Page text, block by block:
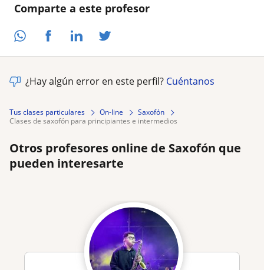
Comparte a este profesor
¿Hay algún error en este perfil? Cuéntanos
Tus clases particulares On-line
Saxofón
clases de saxofón para principiantes e intermedios
Otros profesores online de Saxofón que
pueden interesarte